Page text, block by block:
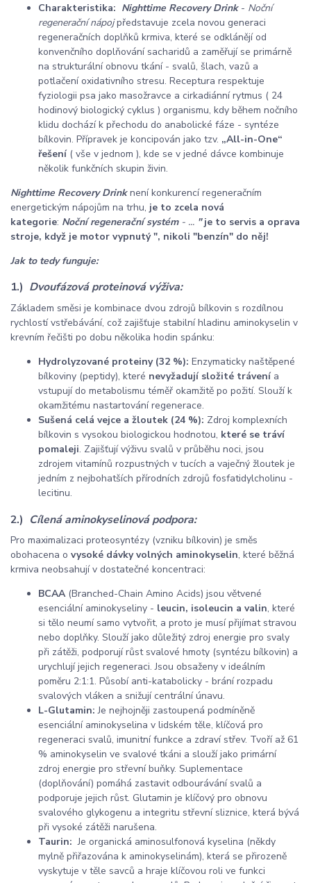
Charakteristika: Nighttime Recovery Drink- Noční
regenerační nápoj představuje zcela novou generaci
regeneračních doplňků krmiva, které se odklánějí od
konvenčního doplňování sacharidů a zaměřují se primárně
na strukturální obnovu tkání - svalů, šlach, vazů a
potlačení oxidativního stresu. Receptura respektuje
fyziologii psa jako masožravce a cirkadiánní rytmus ( 24
hodinový biologický cyklus ) organismu, kdy během nočního
klidu dochází k přechodu do anabolické fáze - syntéze
bílkovin. Přípravek je koncipován jako tzv. „All-in-One“
řešení ( vše v jednom ), kde se v jedné dávce kombinuje
několik funkčních skupin živin.
Nighttime Recovery Drink není konkurencí regeneračním
energetickým nápojům na trhu, je to zcela nová
kategorie: Noční regenerační systém- ... "je to servis a oprava
stroje, když je motor vypnutý ", nikoli "benzín" do něj!
Jak to tedy funguje:
1.) Dvoufázová proteinová výživa:
Základem směsi je kombinace dvou zdrojů bílkovin s rozdílnou
rychlostí vstřebávání, což zajišťuje stabilní hladinu aminokyselin v
krevním řečišti po dobu několika hodin spánku:
Hydrolyzované proteiny (32 %): Enzymaticky naštěpené
bílkoviny (peptidy), které nevyžadují složité trávenía
vstupují do metabolismu téměř okamžitě po požití. Slouží k
okamžitému nastartování regenerace.
Sušená celá vejce a žloutek (24 %): Zdroj komplexních
bílkovin s vysokou biologickou hodnotou, které se tráví
pomaleji. Zajišťují výživu svalů v průběhu noci, jsou
zdrojem vitamínů rozpustných v tucích a vaječný žloutek je
jedním z nejbohatších přírodních zdrojů fosfatidylcholinu -
lecitinu.
2.) Cílená aminokyselinová podpora:
Pro maximalizaci proteosyntézy (vzniku bílkovin) je směs
obohacena o vysoké dávky volných aminokyselin, které běžná
krmiva neobsahují v dostatečné koncentraci:
BCAA (Branched-Chain Amino Acids) jsou větvené
esenciální aminokyseliny - leucin, isoleucin a valin, které
si tělo neumí samo vytvořit, a proto je musí přijímat stravou
nebo doplňky. Slouží jako důležitý zdroj energie pro svaly
při zátěži, podporují růst svalové hmoty (syntézu bílkovin) a
urychlují jejich regeneraci. Jsou obsaženy v ideálním
poměru 2:1:1. Působí anti-katabolicky - brání rozpadu
svalových vláken a snižují centrální únavu.
L-Glutamin:Je nejhojněji zastoupená podmíněně
esenciální aminokyselina v lidském těle, klíčová pro
regeneraci svalů, imunitní funkce a zdraví střev. Tvoří až 61
% aminokyselin ve svalové tkáni a slouží jako primární
zdroj energie pro střevní buňky. Suplementace
(doplňování) pomáhá zastavit odbourávání svalů a
podporuje jejich růst. Glutamin je klíčový pro obnovu
svalového glykogenu a integritu střevní sliznice, která bývá
při vysoké zátěži narušena.
Taurin: Je organická aminosulfonová kyselina (někdy
mylně přiřazována k aminokyselinám), která se přirozeně
vyskytuje v těle savců a hraje klíčovou roli ve funkci